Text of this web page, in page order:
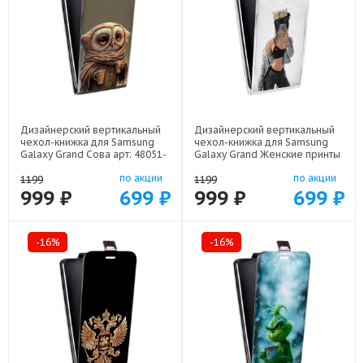
Дизайнерский вертикальный
чехол-книжка для Samsung
Galaxy Grand Сова арт: 48051-
1199
999 ₽
по акции
699 ₽
Дизайнерский вертикальный
чехол-книжка для Samsung
Galaxy Grand Женские принты
1199
999 ₽
по акции
699 ₽
-16% -16%